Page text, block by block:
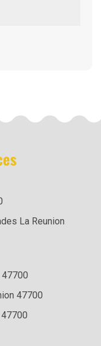
La Reunion
47700
47700